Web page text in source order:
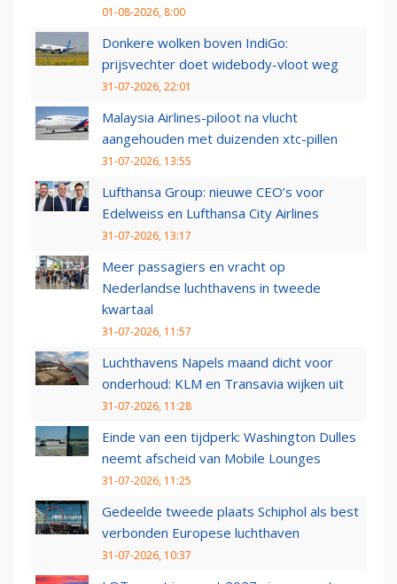
01-08-2026, 8:00
Donkere wolken boven IndiGo:
prijsvechter doet widebody-vloot weg
31-07-2026, 22:01
Malaysia Airlines-piloot na vlucht
aangehouden met duizenden xtc-pillen
31-07-2026, 13:55
Lufthansa Group: nieuwe CEO’s voor
Edelweiss en Lufthansa City Airlines
31-07-2026, 13:17
Meer passagiers en vracht op
Nederlandse luchthavens in tweede
kwartaal
31-07-2026, 11:57
Luchthavens Napels maand dicht voor
onderhoud: KLM en Transavia wijken uit
31-07-2026, 11:28
Einde van een tijdperk: Washington Dulles
neemt afscheid van Mobile Lounges
31-07-2026, 11:25
Gedeelde tweede plaats Schiphol als best
verbonden Europese luchthaven
31-07-2026, 10:37